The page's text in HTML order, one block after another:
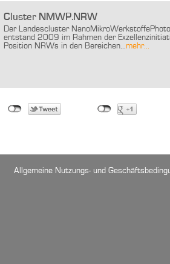
Cluster NMWP.NRW
Der Landescluster
entstand 2009 im Rahmen der
Position NRWs in den Bereichen...mehr...
Allgemeine Nutzungs- und